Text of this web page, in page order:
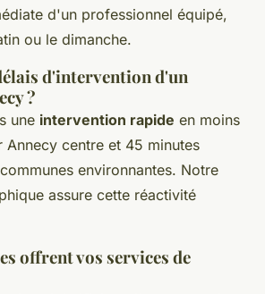
d'un professionnel équipé,
ou le dimanche.
d'intervention d'un
?
une intervention rapide en moins
Annecy centre et 45 minutes
environnantes. Notre
assure cette réactivité
offrent vos services de